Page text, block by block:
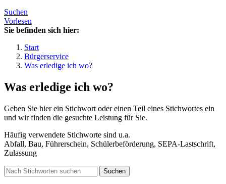
Suchen
Vorlesen
Sie befinden sich hier:
Start
Bürgerservice
Was erledige ich wo?
Was erledige ich wo?
Geben Sie hier ein Stichwort oder einen Teil eines Stichwortes ein
und wir finden die gesuchte Leistung für Sie.
Häufig verwendete Stichworte sind u.a.
Abfall, Bau, Führerschein, Schülerbeförderung, SEPA-Lastschrift,
Zulassung
Suchen